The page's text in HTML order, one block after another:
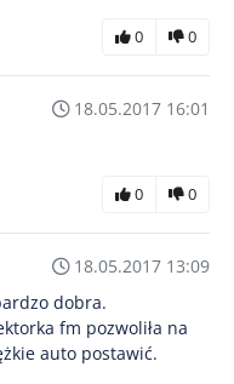
0 0
18.05.2017 16:01
0 0
18.05.2017 13:09
dobra.
fm pozwoliła na
auto postawić.